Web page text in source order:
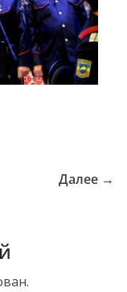
Далее →